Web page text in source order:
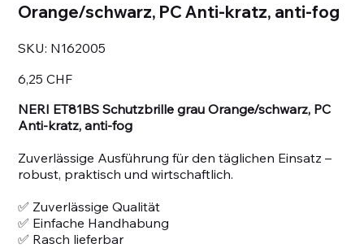
Orange/schwarz, PC Anti-kratz, anti-fog
SKU: SKU
N162005
N162005
6,25 CHF
NERI ET81BS Schutzbrille grau Orange/schwarz, PC
Anti-kratz, anti-fog
Zuverlässige Ausführung für den täglichen Einsatz –
robust, praktisch und wirtschaftlich.
✅ Zuverlässige Qualität
✅ Einfache Handhabung
✅ Rasch lieferbar